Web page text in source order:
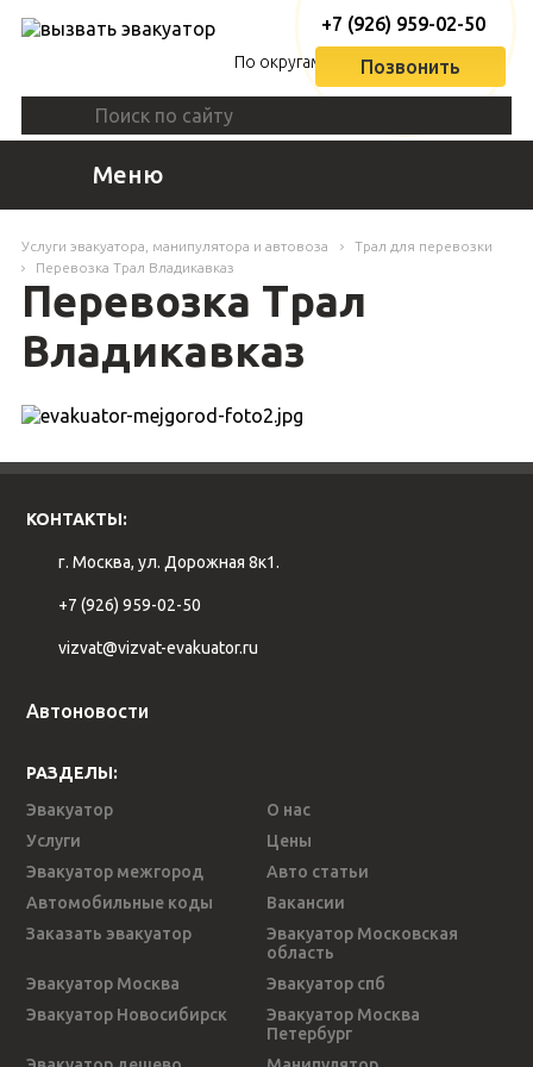
По округам
+7 (926) 959-02-50
Позвонить
Меню
Услуги эвакуатора, манипулятора и автовоза
Трал для перевозки
Перевозка Трал Владикавказ
Перевозка Трал
Владикавказ
КОНТАКТЫ:
г. Москва, ул. Дорожная 8к1.
+7 (926) 959-02-50
vizvat@vizvat-evakuator.ru
Автоновости
РАЗДЕЛЫ:
Эвакуатор
О нас
Услуги
Цены
Эвакуатор межгород
Авто статьи
Автомобильные коды
Вакансии
Заказать эвакуатор
Эвакуатор Московская
область
Эвакуатор Москва
Эвакуатор спб
Эвакуатор Новосибирск
Эвакуатор Москва
Петербург